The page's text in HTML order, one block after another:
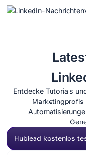
Entdecke Tutorials
Marketingprofis
Hublead kostenlos